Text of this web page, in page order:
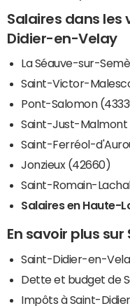
Salaires dans les
Didier-en-Velay
La Séauve-sur-
Saint-Victor-
Pont-Salomon
Saint-Just-Malmont
Saint-Ferréol-
Jonzieux (42660)
Saint-Romain-
Salaires en Haute-
En savoir plus
Saint-Didier-en-
Dette et budget de
Impôts à Saint-